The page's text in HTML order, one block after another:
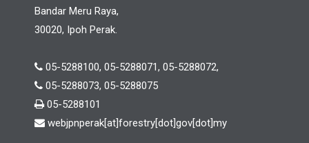
Bandar Meru Raya,
30020, Ipoh Perak.
05-5288100, 05-5288071, 05-5288072,
05-5288073, 05-5288075
05-5288101
webjpnperak[at]forestry[dot]gov[dot]my